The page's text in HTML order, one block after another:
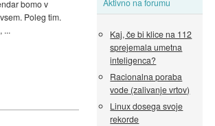
Aktivno na forumu
Kaj, če bi klice na 112
sprejemala umetna
inteligenca?
Racionalna poraba
vode (zalivanje vrtov)
Linux dosega svoje
rekorde
bomo v
Poleg tim.
...